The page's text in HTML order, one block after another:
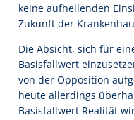
keine aufhellenden
Zukunft der
Die Absicht, sich für
Basisfallwert
von der Opposition
heute allerdings
Basisfallwert Realität